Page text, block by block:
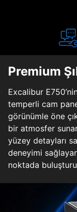
Premium
Excalibur
temperli cam
görünümle öne
bir atmosfer
yüzey detayları
deneyimi
noktada